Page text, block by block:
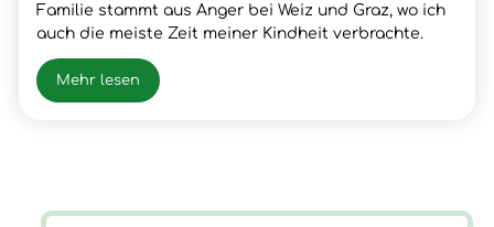
Familie stammt aus Anger bei Weiz und Graz, wo ich
auch die meiste Zeit meiner Kindheit verbrachte.
Nach meinem Schulabschluss lernte ich den Beruf
meines Vaters, Fleischer, wo ich dann auch die
Gesellen- und Meister Prüfung positiv absolvierte.
brachte. Nun ist die Zeit gekommen, wieder AUF ZU
Mehr lesen